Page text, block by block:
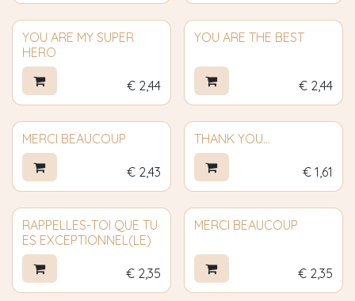
YOU ARE MY SUPER
HERO
€ 2,44
YOU ARE THE BEST
€ 2,44
MERCI BEAUCOUP
€ 2,43
THANK YOU...
€ 1,61
RAPPELLES-TOI QUE TU
ES EXCEPTIONNEL(LE)
€ 2,35
MERCI BEAUCOUP
€ 2,35